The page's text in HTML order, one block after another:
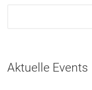
Aktuelle Events